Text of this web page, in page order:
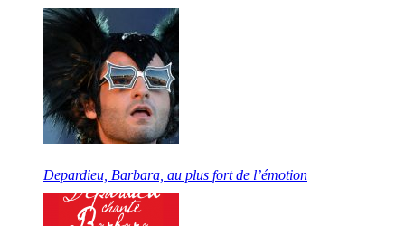
Depardieu, Barbara, au plus fort de l’émotion